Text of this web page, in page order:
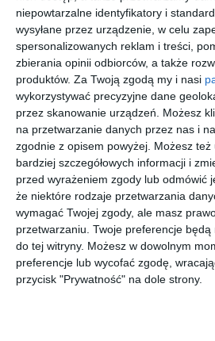
niepowtarzalne identyfikatory i
wysyłane przez urządzenie, w celu
spersonalizowanych reklam i treści,
zbierania opinii odbiorców, a także
produktów. Za Twoją zgodą my i nasi
wykorzystywać precyzyjne dane
przez skanowanie urządzeń. Możesz
na przetwarzanie danych przez nas i
zgodnie z opisem powyżej. Możesz
bardziej szczegółowych informacji i
przed wyrażeniem zgody lub odmówić
że niektóre rodzaje przetwarzania
wymagać Twojej zgody, ale masz
przetwarzaniu. Twoje preferencje
do tej witryny. Możesz w dowolnym
preferencje lub wycofać zgodę,
przycisk "Prywatność" na dole strony.
[ komiks ]
Gigant
Poleca
Premium.
Tom
3/2026.
Superkwę
k 2
praca zbiorowa
[ e-book ]
Star Wars.
Opowieści
o Jedi i
Sithach
[
nowość
[ komiks ]
Gigant
Poleca.
Tom
5/2026.
Wpakowa
ny w
wakacje
praca zbiorowa
nowość
[ książka ]
Projektant
ka. Moda
K-POP
praca zbiorowa
[
praca
Szukasz książki, audiobooka?